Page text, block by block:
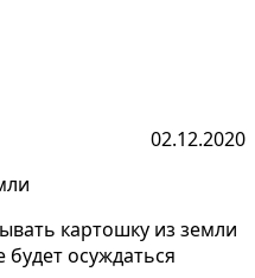
02.12.2020
картошку из земли
осуждаться